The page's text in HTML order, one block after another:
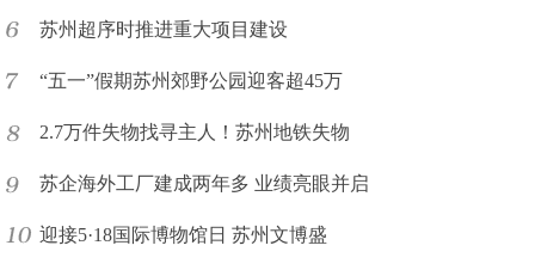
苏州超序时推进重大项目建设
“五一”假期苏州郊野公园迎客超45万
2.7万件失物找寻主人！苏州地铁失物
苏企海外工厂建成两年多 业绩亮眼并启
迎接5·18国际博物馆日 苏州文博盛